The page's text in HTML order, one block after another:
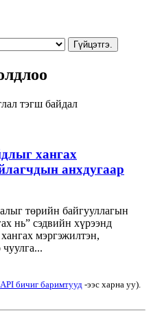
Гүйцэтгэ.
тэгш байдал
хангах
анхдугаар
төрийн байгууллагын
нь” сэдвийн хүрээнд
мэргэжилтэн,
API бичиг баримтууд -ээс харна уу).